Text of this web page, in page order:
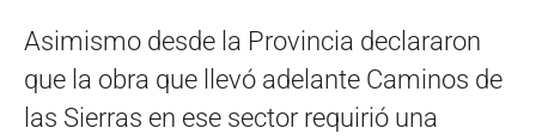
Asimismo desde la Provincia declararon
que la obra que llevó adelante Caminos de
las Sierras en ese sector requirió una